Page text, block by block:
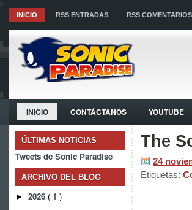
INICIO RSS ENTRADAS RSS COMENTARIOS
INICIO CONTÁCTANOS YOUTUBE
ÚLTIMAS NOTICIAS
Tweets de Sonic Paradise
ARCHIVO DEL BLOG
► 2026 ( 1 )
The
24
Etiquetas: